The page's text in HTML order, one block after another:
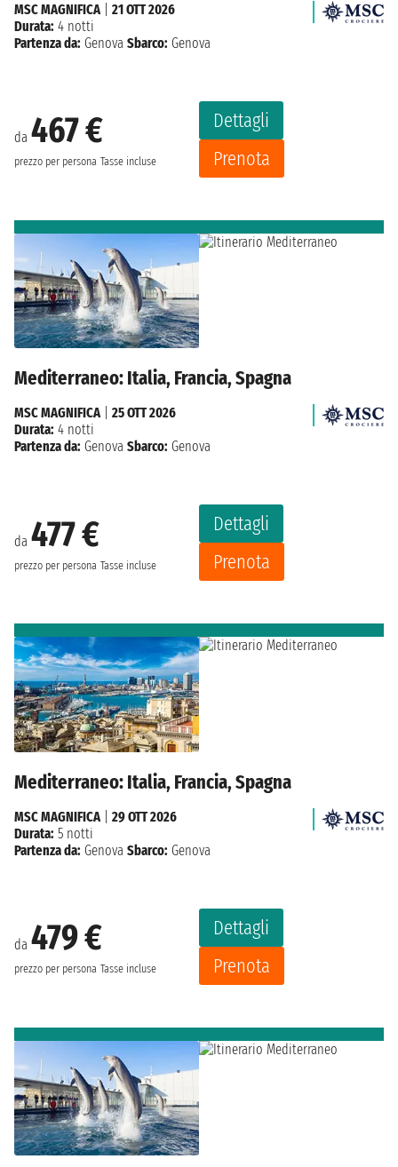
da 467 €
prezzo per persona Tasse incluse
Dettagli
Prenota
MSC MAGNIFICA| 21 OTT 2026
Durata: 4 notti
Partenza da: Genova Sbarco: Genova
Mediterraneo: Italia, Francia, Spagna
da 477 €
prezzo per persona Tasse incluse
Dettagli
Prenota
MSC MAGNIFICA| 25 OTT 2026
Durata: 4 notti
Partenza da: Genova Sbarco: Genova
Mediterraneo: Italia, Francia, Spagna
da 479 €
prezzo per persona Tasse incluse
Dettagli
Prenota
MSC MAGNIFICA| 29 OTT 2026
Durata: 5 notti
Partenza da: Genova Sbarco: Genova